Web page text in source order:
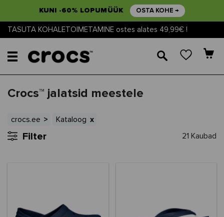
KUNI -60% LOPUMÜÜK OSTA KOHE →
TASUTA KOHALETOIMETAMINE ostes alates 49,99€ !
🔎
Crocs™ jalatsid meestele
crocs.ee Kataloog
Filter 21 Kaubad